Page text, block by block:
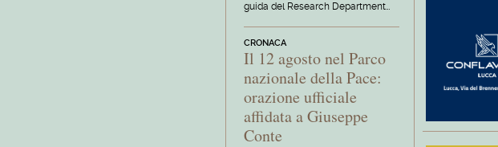
guida del Research Department…
CRONACA
Il 12 agosto nel Parco
nazionale della Pace:
orazione ufficiale
affidata a Giuseppe
Conte